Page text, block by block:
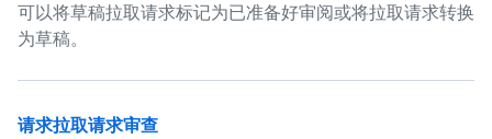
可以将草稿拉取请求标记为已准备好审阅或将拉取请求转换
为草稿。
请求拉取请求审查